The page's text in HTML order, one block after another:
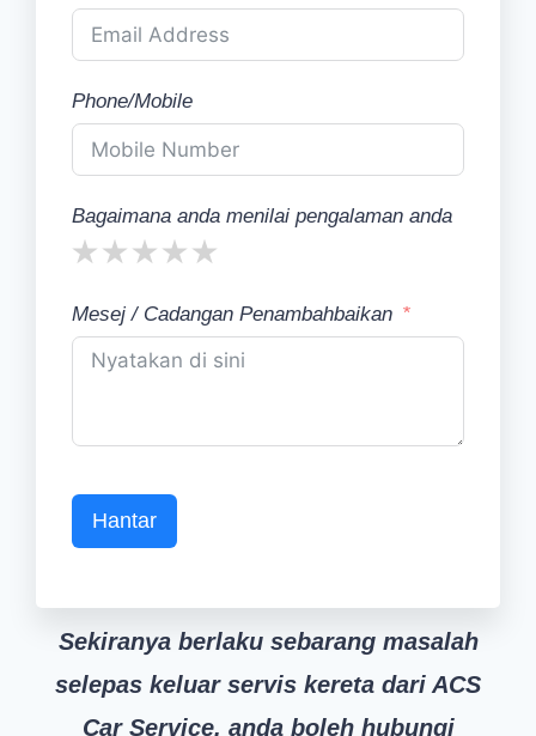
Phone/Mobile
Bagaimana anda menilai pengalaman anda
Mesej / Cadangan Penambahbaikan
Hantar
Sekiranya berlaku sebarang masalah
selepas keluar servis kereta dari ACS
Car Service, anda boleh hubungi